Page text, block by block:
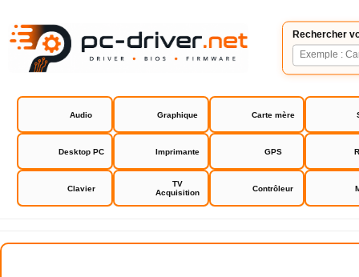
Rechercher
Audio Graphique Carte mère
Desktop PC Imprimante GPS
Clavier
TV
Acquisition
Contrôleur
NVIDIA GeForce Driver